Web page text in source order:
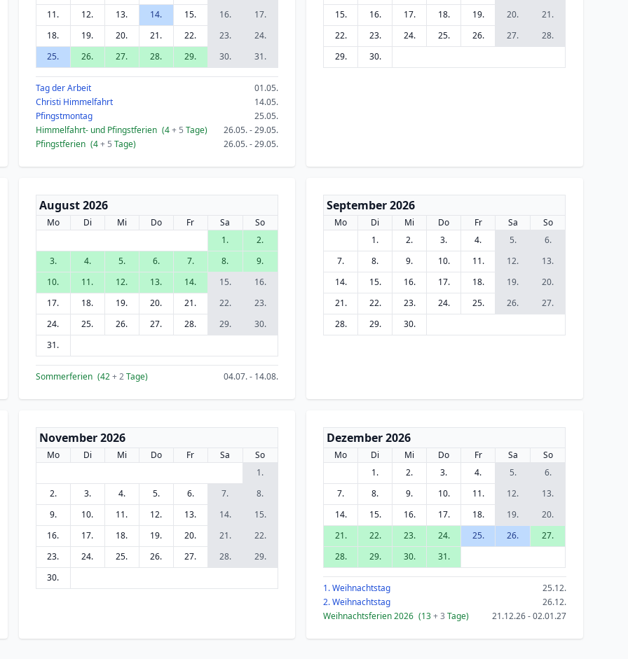
11.
12. 13. 14. 15. 16.
17.
18.
19. 20. 21. 22. 23.
24.
25.
26. 27. 28. 29. 30. 31.
Tag der Arbeit
01.05.
Christi Himmelfahrt
14.05.
Pfingstmontag
25.05.
Himmelfahrt- und Pfingstferien (4+ 5 Tage)
26.05. - 29.05.
Pfingstferien (4+ 5 Tage) 26.05. - 29.05.
15.
16. 17. 18. 19. 20.
21.
22.
23. 24. 25. 26. 27.
28.
29.
30.
August 2026
Mo Di Mi Do Fr Sa
So
1.
2.
3.
4. 5. 6. 7. 8.
9.
10.
11. 12. 13. 14. 15.
16.
17.
18. 19. 20. 21. 22.
23.
24.
25. 26. 27. 28. 29.
30.
31.
Sommerferien (42+ 2Tage) 04.07. - 14.08.
September 2026
Mo Di Mi Do Fr Sa
So
1.
2. 3. 4. 5.
6.
7.
8. 9. 10. 11. 12.
13.
14.
15. 16. 17. 18. 19.
20.
21.
22. 23. 24. 25. 26.
27.
28.
29. 30.
November 2026
Mo Di Mi Do Fr Sa
So
1.
2.
3. 4. 5. 6. 7.
8.
9.
10. 11. 12. 13. 14.
15.
16.
17. 18. 19. 20. 21.
22.
23.
24. 25. 26. 27. 28.
29.
30.
Dezember 2026
Mo Di Mi Do Fr Sa
So
1.
2. 3. 4. 5.
6.
7.
8. 9. 10. 11. 12.
13.
14.
15. 16. 17. 18. 19.
20.
21.
22. 23. 24. 25. 26.
27.
28.
29. 30. 31.
1. Weihnachtstag
25.12.
2. Weihnachtstag
26.12.
Weihnachtsferien 2026 (13+ 3 Tage) 21.12.26 - 02.01.27